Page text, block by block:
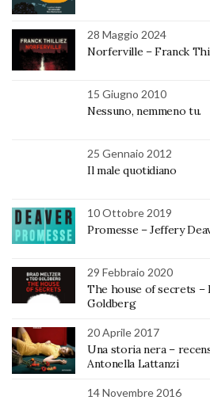
28 Maggio 2024
Norferville – Franck
15 Giugno 2010
Nessuno, nemmeno tu.
25 Gennaio 2012
Il male quotidiano
10 Ottobre 2019
Promesse – Jeffery
29 Febbraio 2020
The house of secrets –
Goldberg
20 Aprile 2017
Una storia nera –
Antonella Lattanzi
14 Novembre 2016